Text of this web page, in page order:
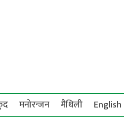
मनोरन्जन मैथिली English